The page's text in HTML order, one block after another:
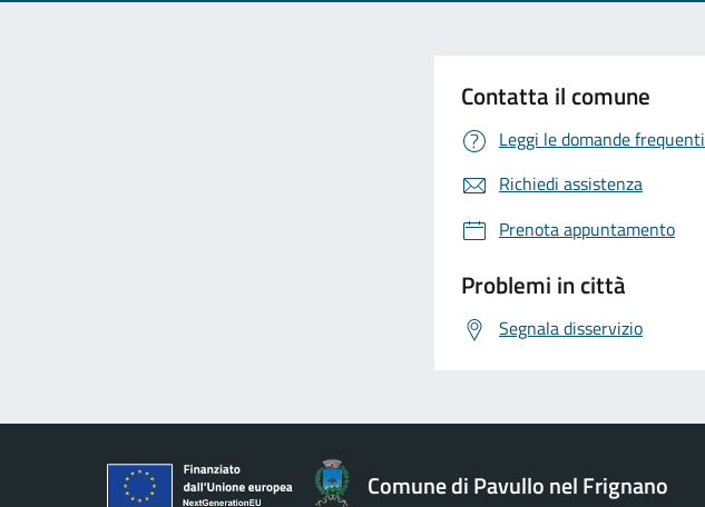
Contatta il comune
Leggi le domande frequenti
Richiedi assistenza
Prenota appuntamento
Problemi in città
Segnala disservizio
Comune di Pavullo nel Frignano